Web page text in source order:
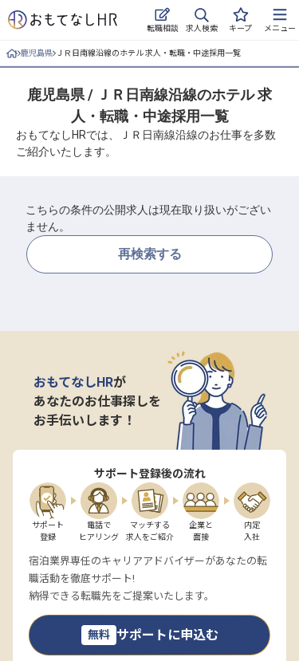
転職相談 求人検索 キープ メニュー
ログイン
求人・施設を探す
キープした求人
おもてなしHRについて
無料 転職サポートに申し込む
採用をお考えの企業様へ
鹿児島県 ＪＲ日南線沿線のホテル 求人・転職・中途採用一覧
鹿児島県 / ＪＲ日南線沿線のホテル 求
人・転職・中途採用一覧
おもてなしHRでは、ＪＲ日南線沿線のお仕事を多数
ご紹介いたします。
こちらの条件の公開求人は現在取り扱いがござい
ません。
再検索する
おもてなしHRが
あなたのお仕事探しを
お手伝いします！
サポート登録後の流れ
サポート
登録
電話で
ヒアリング
マッチする
求人をご紹介
企業と
面接
内定
入社
宿泊業界専任のキャリアアドバイザーがあなたの転
職活動を徹底サポート!
納得できる転職先をご提案いたします。
無料 サポートに申込む